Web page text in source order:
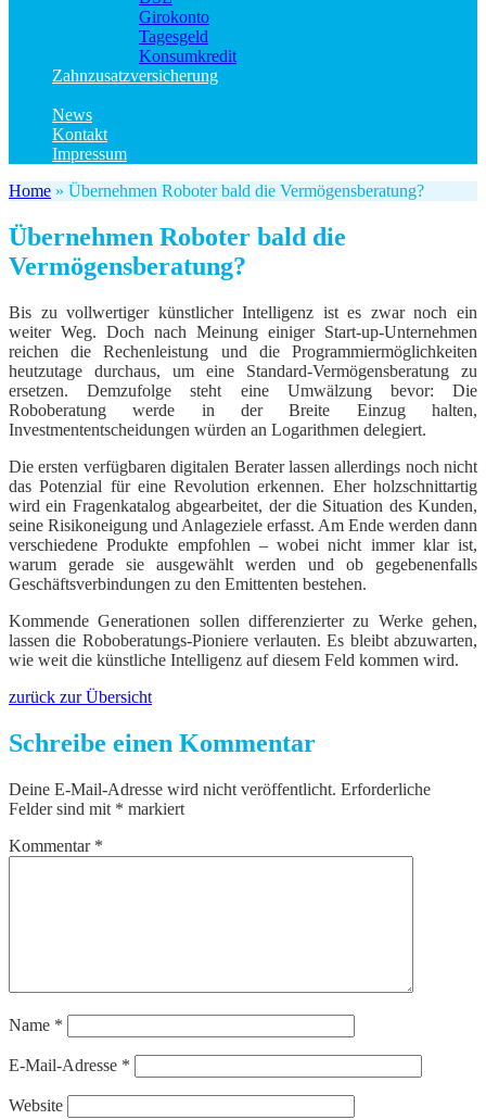
Girokonto
Tagesgeld
Konsumkredit
Zahnzusatzversicherung
News
Kontakt
Impressum
Home » Übernehmen Roboter bald die Vermögensberatung?
Übernehmen Roboter bald die
Vermögensberatung?
Bis zu vollwertiger künstlicher Intelligenz ist es zwar noch ein
weiter Weg. Doch nach Meinung einiger Start-up-Unternehmen
reichen die Rechenleistung und die Programmiermöglichkeiten
heutzutage durchaus, um eine Standard-Vermögensberatung zu
ersetzen. Demzufolge steht eine Umwälzung bevor: Die
Roboberatung werde in der Breite Einzug halten,
Investmententscheidungen würden an Logarithmen delegiert.
Die ersten verfügbaren digitalen Berater lassen allerdings noch nicht
das Potenzial für eine Revolution erkennen. Eher holzschnittartig
wird ein Fragenkatalog abgearbeitet, der die Situation des Kunden,
seine Risikoneigung und Anlageziele erfasst. Am Ende werden dann
verschiedene Produkte empfohlen – wobei nicht immer klar ist,
warum gerade sie ausgewählt werden und ob gegebenenfalls
Geschäftsverbindungen zu den Emittenten bestehen.
Kommende Generationen sollen differenzierter zu Werke gehen,
lassen die Roboberatungs-Pioniere verlauten. Es bleibt abzuwarten,
wie weit die künstliche Intelligenz auf diesem Feld kommen wird.
zurück zur Übersicht
Schreibe einen Kommentar
Deine E-Mail-Adresse wird nicht veröffentlicht. Erforderliche
Felder sind mit * markiert
Kommentar *
Name *
E-Mail-Adresse *
Website